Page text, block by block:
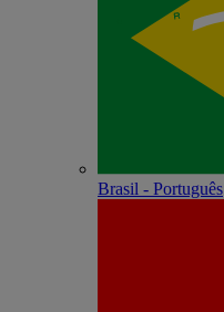
Brasil - Português